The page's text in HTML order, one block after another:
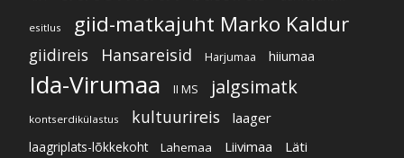
esitlus giid-matkajuht Marko Kaldur
giidireis Hansareisid Harjumaa hiiumaa
Ida-Virumaa II MS jalgsimatk
kontserdikülastus kultuurireis laager
laagriplats-lõkkekoht Lahemaa Liivimaa
Läti